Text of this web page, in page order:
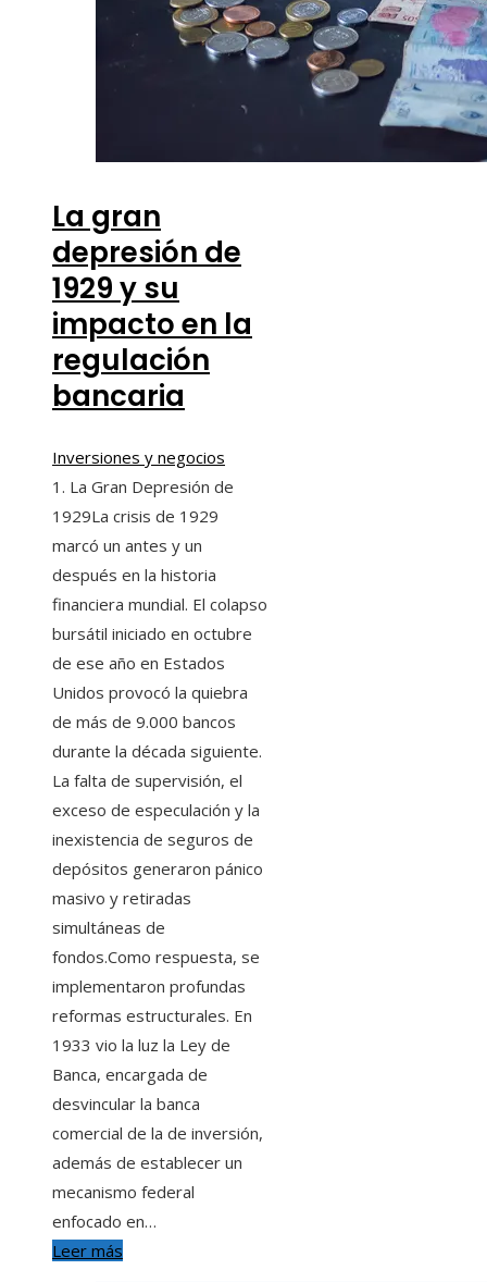
La gran
depresión de
1929 y su
impacto en la
regulación
bancaria
Inversiones y negocios
1. La Gran Depresión de
1929La crisis de 1929
marcó un antes y un
después en la historia
financiera mundial. El colapso
bursátil iniciado en octubre
de ese año en Estados
Unidos provocó la quiebra
de más de 9.000 bancos
durante la década siguiente.
La falta de supervisión, el
exceso de especulación y la
inexistencia de seguros de
depósitos generaron pánico
masivo y retiradas
simultáneas de
fondos.Como respuesta, se
implementaron profundas
reformas estructurales. En
1933 vio la luz la Ley de
Banca, encargada de
desvincular la banca
comercial de la de inversión,
además de establecer un
mecanismo federal
enfocado en…
Leer más